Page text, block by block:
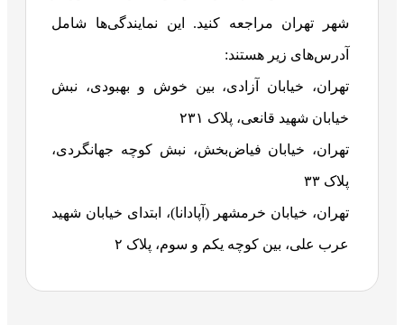
شهر تهران مراجعه کنید. این نمایندگی‌ها شامل
آدرس‌های زیر هستند:
تهران، خیابان آزادی، بین خوش و بهبودی، نبش
خیابان شهید قانعی، پلاک ۲۳۱
تهران، خیابان فیاض‌بخش، نبش کوچه جهانگردی،
پلاک ۳۳
تهران، خیابان خرمشهر (آپادانا)، ابتدای خیابان شهید
عرب علی، بین کوچه یکم و سوم، پلاک ۲